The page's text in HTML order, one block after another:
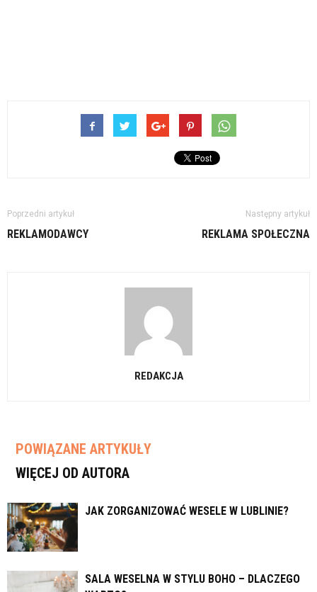
Poprzedni artykuł
REKLAMODAWCY
Następny artykuł
REKLAMA SPOŁECZNA
REDAKCJA
POWIĄZANE ARTYKUŁY
WIĘCEJ OD AUTORA
JAK ZORGANIZOWAĆ WESELE W LUBLINIE?
SALA WESELNA W STYLU BOHO – DLACZEGO